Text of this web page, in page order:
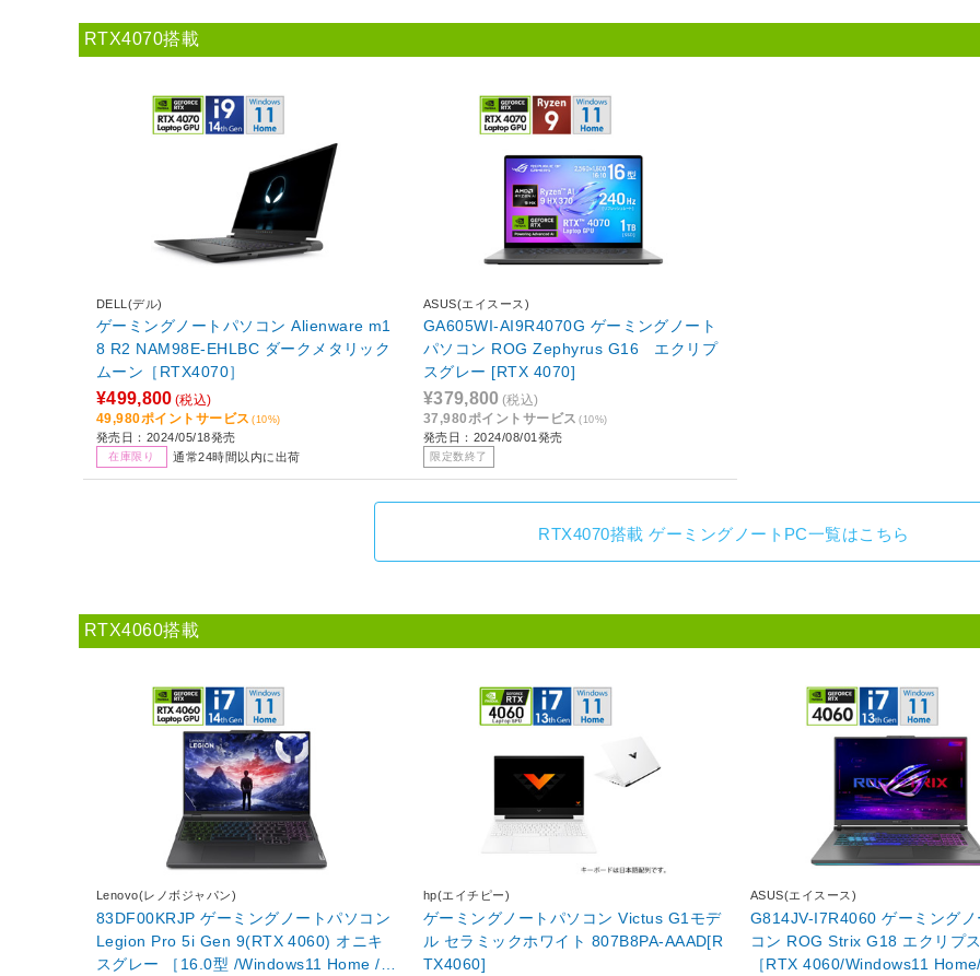
RTX4070搭載
DELL(デル)
ゲーミングノートパソコン Alienware m1
8 R2 NAM98E-EHLBC ダークメタリック
ムーン［RTX4070］
¥499,800 (税込)
49,980ポイントサービス (10%)
発売日：2024/05/18発売
在庫限り 通常24時間以内に出荷
ASUS(エイスース)
GA605WI-AI9R4070G ゲーミングノート
パソコン ROG Zephyrus G16 エクリプ
スグレー [RTX 4070]
¥379,800 (税込)
37,980ポイントサービス (10%)
発売日：2024/08/01発売
限定数終了
RTX4070搭載 ゲーミングノートPC一覧はこちら
RTX4060搭載
Lenovo(レノボジャパン)
83DF00KRJP ゲーミングノートパソコン
Legion Pro 5i Gen 9(RTX 4060) オニキ
スグレー ［16.0型 /Windows11 Home /in
hp(エイチピー)
ゲーミングノートパソコン Victus G1モデ
ル セラミックホワイト 807B8PA-AAAD[R
TX4060]
ASUS(エイスース)
G814JV-I7R4060 ゲーミングノ
コン ROG Strix G18 エクリプ
［RTX 4060/Windows11